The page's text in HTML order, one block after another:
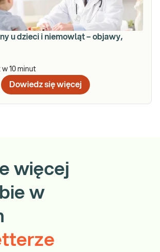
u dzieci i niemowląt – objawy,
w 10 minut
Dowiedz się więcej
więcej
w